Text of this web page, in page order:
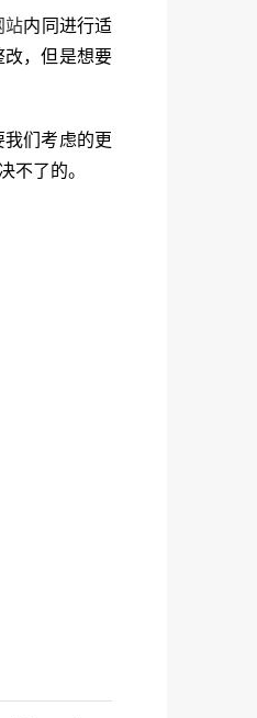
站内同进行适
，但是想要
们考虑的更
不了的。